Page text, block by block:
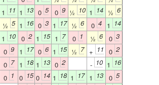
1 11 1 13 0 5 0 9 ½ 10 1 14 ½ 6
½ 5 1 16 0 3 1 17 ½ 6 0 4 1 14
1 10 0 2 1 15 1 7 0 1 ½ 6 0 3
0 9 1 17 0 6 1 15 ½ 7 + 11 0 2
0 7 1 18 1 13 0 2 - 10 1 16
0 1 0 15 0 14 1 18 1 17 1 13 0 5